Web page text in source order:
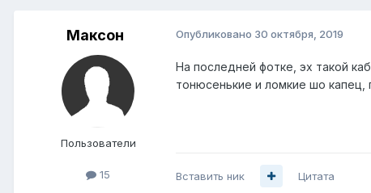
Максон
Пользователи
15
Опубликовано 30 октября, 2019
На последней фотке, эх такой
тонюсенькие и ломкие шо капец,
Вставить ник Цитата